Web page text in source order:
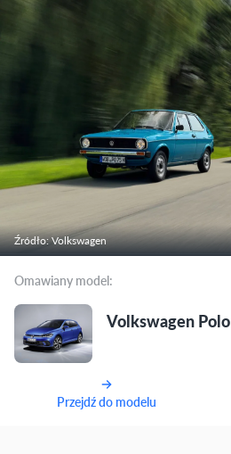
Źródło: Volkswagen
Omawiany model:
Volkswagen Polo
Przejdź do modelu